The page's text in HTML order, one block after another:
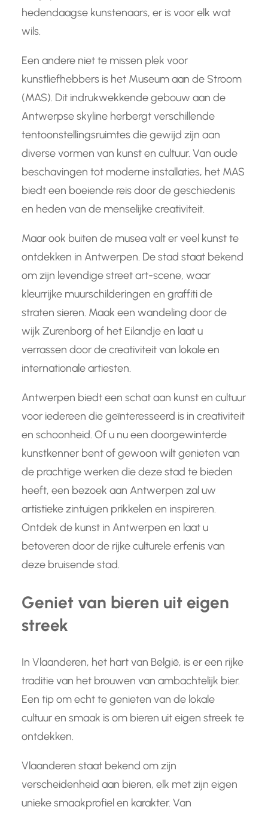
hedendaagse kunstenaars, er is voor elk wat
wils.
Een andere niet te missen plek voor
kunstliefhebbers is het Museum aan de Stroom
(MAS). Dit indrukwekkende gebouw aan de
Antwerpse skyline herbergt verschillende
tentoonstellingsruimtes die gewijd zijn aan
diverse vormen van kunst en cultuur. Van oude
beschavingen tot moderne installaties, het MAS
biedt een boeiende reis door de geschiedenis
en heden van de menselijke creativiteit.
Maar ook buiten de musea valt er veel kunst te
ontdekken in Antwerpen. De stad staat bekend
om zijn levendige street art-scene, waar
kleurrijke muurschilderingen en graffiti de
straten sieren. Maak een wandeling door de
wijk Zurenborg of het Eilandje en laat u
verrassen door de creativiteit van lokale en
internationale artiesten.
Antwerpen biedt een schat aan kunst en cultuur
voor iedereen die geïnteresseerd is in creativiteit
en schoonheid. Of u nu een doorgewinterde
kunstkenner bent of gewoon wilt genieten van
de prachtige werken die deze stad te bieden
heeft, een bezoek aan Antwerpen zal uw
artistieke zintuigen prikkelen en inspireren.
Ontdek de kunst in Antwerpen en laat u
betoveren door de rijke culturele erfenis van
deze bruisende stad.
Geniet van bieren uit eigen
streek
In Vlaanderen, het hart van België, is er een rijke
traditie van het brouwen van ambachtelijk bier.
Een tip om echt te genieten van de lokale
cultuur en smaak is om bieren uit eigen streek te
ontdekken.
Vlaanderen staat bekend om zijn
verscheidenheid aan bieren, elk met zijn eigen
unieke smaakprofiel en karakter. Van